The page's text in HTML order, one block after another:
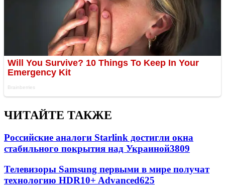
ЧИТАЙТЕ ТАКЖЕ
Российские аналоги Starlink достигли окна
стабильного покрытия над Украиной3809
Телевизоры Samsung первыми в мире получат
технологию HDR10+ Advanced625